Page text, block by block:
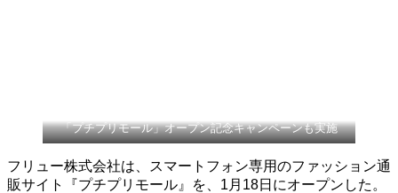
「プチプリモール」オープン記念キャンペーンも実施
フリュー株式会社は、スマートフォン専用のファッション通
販サイト『プチプリモール』を、1月18日にオープンした。